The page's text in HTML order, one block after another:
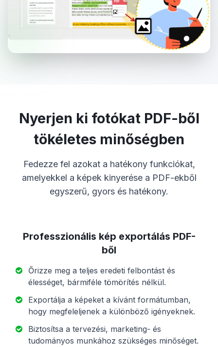
Nyerjen ki fotókat PDF-ből
tökéletes minőségben
Fedezze fel azokat a hatékony funkciókat,
amelyekkel a képek kinyerése a PDF-ekből
egyszerű, gyors és hatékony.
Professzionális kép exportálás PDF-
ből
Őrizze meg a teljes eredeti felbontást és
élességet, bármiféle tömörítés nélkül.
Exportálja a képeket a kívánt formátumban,
hogy megfeleljenek a különböző igényeknek.
Biztosítsa a tervezési, marketing- és
tudományos munkához szükséges minőséget.